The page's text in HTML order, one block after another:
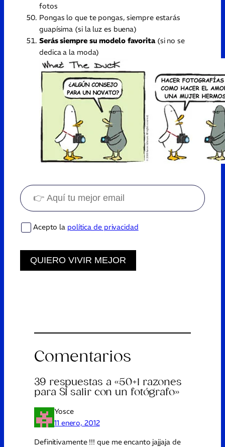
fotos
Pongas lo que te pongas, siempre estarás
guapísima (si la luz es buena)
Serás siempre su modelo favorita(si no se
dedica a la moda)
Acepto la política de privacidad
QUIERO VIVIR MEJOR
Comentarios
39 respuestas a «50+1 razones
para SÍ salir con un fotógrafo»
Yosce
11 enero, 2012
Definitivamente !!! que me encanto jajjaja de